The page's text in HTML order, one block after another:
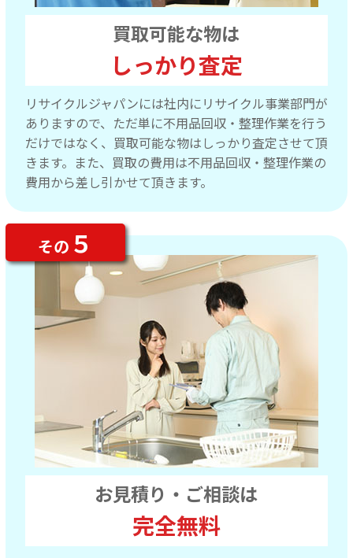
買取可能な物は
しっかり査定
リサイクルジャパンには社内にリサイクル事業部門が
ありますので、ただ単に不用品回収・整理作業を行う
だけではなく、買取可能な物はしっかり査定させて頂
きます。また、買取の費用は不用品回収・整理作業の
費用から差し引かせて頂きます。
お見積り・ご相談は
完全無料
その ５